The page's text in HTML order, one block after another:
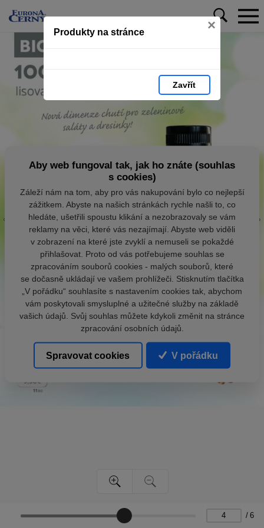
Produkty na stránce ×
Zavřít
/ 6
Aby web fungoval tak, jak ho znáte (souhlas
s cookies)
Záleží nám na tom, aby pro vás nakupování bylo co nejlepší
zážitkem. Abyste na našich stránkách rychle našli to, co
hledáte, ušetřili spoustu klikání a nezobrazovaly se vám
reklamy na věci, které vás nezajímají. Abyste web viděli
v zobrazení na které jste zvyklí a nemuseli se pokaždé
přihlašovat. Proto od vás potřebujeme souhlas se
zpracováním souborů cookies - malých souborů, které
se dočasně ukládají ve vašem prohlížeči. Stisknutím tlačítka
„V pořádku“ souhlasíte s nastavením cookies tak, abychom
vám poskytovali smysluplné a užitečné služby na základě
vašich údajů. Svůj souhlas můžete kdykoli změnit na stránce
zpracování osobních údajů.
Spravovat cookies V pořádku